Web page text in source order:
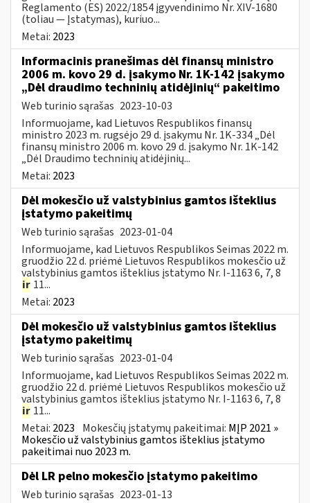
Reglamento (ES) 2022/1854 įgyvendinimo Nr. XIV-1680
(toliau — Įstatymas), kuriuo...
Metai: 2023
Informacinis pranešimas dėl finansų ministro
2006 m. kovo 29 d. įsakymo Nr. 1K-142 įsakymo
„Dėl draudimo techninių atidėjinių“ pakeitimo
Web turinio sąrašas 2023-10-03
Informuojame, kad Lietuvos Respublikos finansų
ministro 2023 m. rugsėjo 29 d. įsakymu Nr. 1K-334 „Dėl
finansų ministro 2006 m. kovo 29 d. įsakymo Nr. 1K-142
„Dėl Draudimo techninių atidėjinių...
Metai: 2023
Dėl mokesčio už valstybinius gamtos išteklius
įstatymo pakeitimų
Web turinio sąrašas 2023-01-04
Informuojame, kad Lietuvos Respublikos Seimas 2022 m.
gruodžio 22 d. priėmė Lietuvos Respublikos mokesčio už
valstybinius gamtos išteklius įstatymo Nr. I-1163 6, 7, 8
ir 11...
Metai: 2023
Dėl mokesčio už valstybinius gamtos išteklius
įstatymo pakeitimų
Web turinio sąrašas 2023-01-04
Informuojame, kad Lietuvos Respublikos Seimas 2022 m.
gruodžio 22 d. priėmė Lietuvos Respublikos mokesčio už
valstybinius gamtos išteklius įstatymo Nr. I-1163 6, 7, 8
ir 11...
Metai: 2023 Mokesčių įstatymų pakeitimai: MĮP 2021 »
Mokesčio už valstybinius gamtos išteklius įstatymo
pakeitimai nuo 2023 m.
Dėl LR pelno mokesčio įstatymo pakeitimo
Web turinio sąrašas 2023-01-13